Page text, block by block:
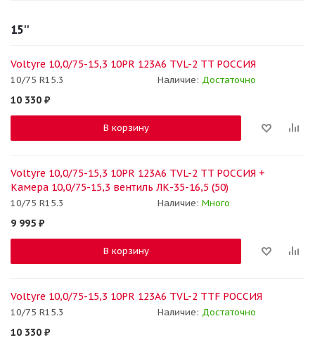
15''
Voltyre 10,0/75-15,3 10PR 123A6 TVL-2 TT РОССИЯ
10/75 R15.3 Наличие: Достаточно
10 330 ₽
В корзину
Voltyre 10,0/75-15,3 10PR 123A6 TVL-2 TT РОССИЯ +
Камера 10,0/75-15,3 вентиль ЛК-35-16,5 (50)
10/75 R15.3 Наличие: Много
9 995 ₽
В корзину
Voltyre 10,0/75-15,3 10PR 123A6 TVL-2 TTF РОССИЯ
10/75 R15.3 Наличие: Достаточно
10 330 ₽